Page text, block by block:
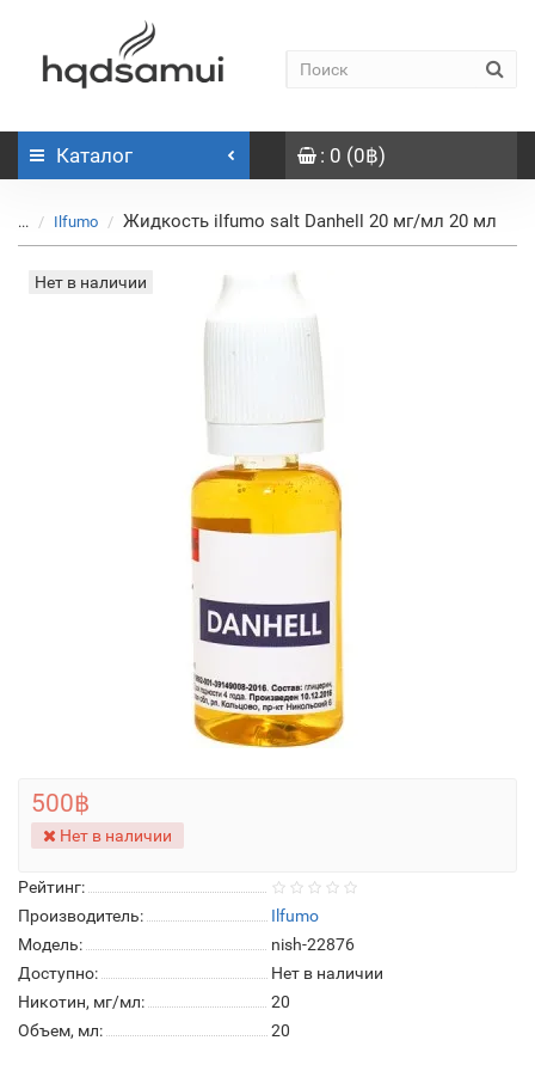
Каталог : 0 (0฿)
... Ilfumo Жидкость ilfumo salt Danhell 20 мг/мл 20 мл
Нет в наличии
Рейтинг:
Производитель:
Ilfumo
Модель:
nish-22876
Доступно:
Нет в наличии
Никотин, мг/мл:
20
Объем, мл:
20
500฿
Нет в наличии